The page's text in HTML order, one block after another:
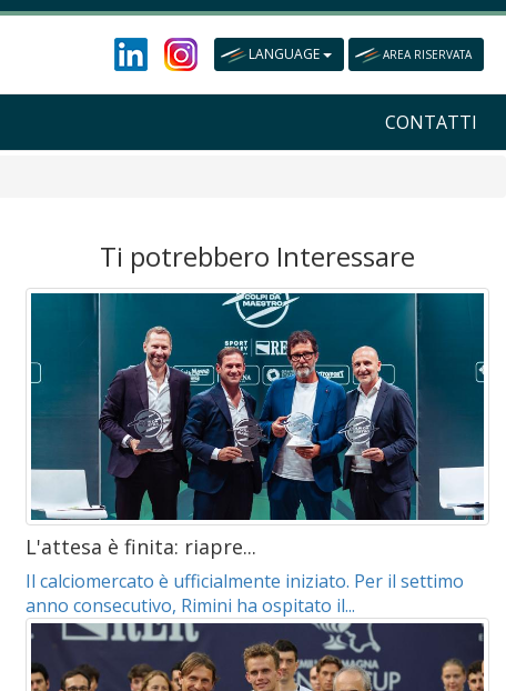
LANGUAGE AREA RISERVATA
CONTATTI
Ti potrebbero Interessare
L'attesa è finita: riapre...
Il calciomercato è ufficialmente iniziato. Per il settimo
anno consecutivo, Rimini ha ospitato il...